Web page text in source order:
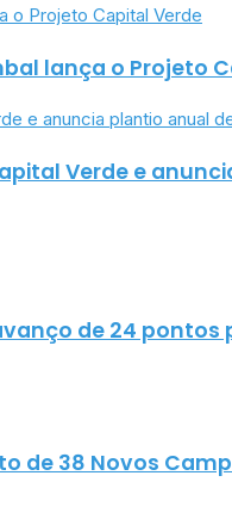
o Projeto Capital Verde
lança o Projeto
e anuncia plantio anual
Verde e
de 24
de 38 Novos